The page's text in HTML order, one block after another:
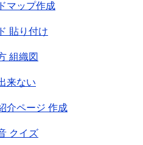
マップ作成
貼り付け
組織図
来ない
介ページ 作成
クイズ